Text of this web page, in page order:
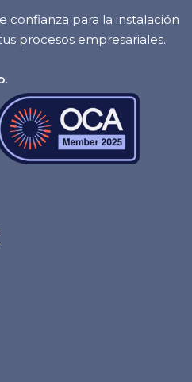
confianza para la instalación
procesos empresariales.